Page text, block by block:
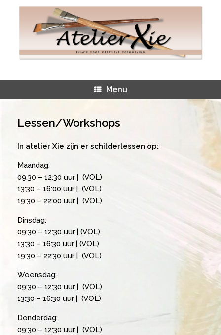
Menu
Lessen/Workshops
In atelier Xie zijn er schilderlessen op:
Maandag:
09:30 – 12:30 uur | (VOL)
13:30 – 16:00 uur | (VOL)
19:30 – 22:00 uur | (VOL)
Dinsdag:
09:30 – 12:30 uur | (VOL)
13:30 – 16:30 uur | (VOL)
19:30 – 22:30 uur | (VOL)
Woensdag:
09:30 – 12:30 uur | (VOL)
13:30 – 16:30 uur | (VOL)
Donderdag:
09:30 – 12:30 uur | (VOL)